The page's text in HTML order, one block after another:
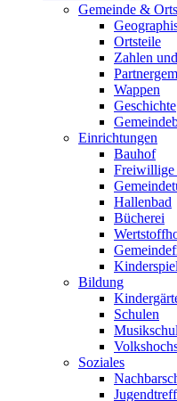
Gemeinde &
Ortsteile
Zahlen
Wappen
Geschichte
Einrichtungen
Bauhof
Freiwillige
Hallenbad
Bücherei
Bildung
Schulen
Soziales